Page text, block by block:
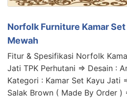
Norfolk Furniture Kamar
Mewah
Fitur & Spesifikasi Norfolk
Jati TPK Perhutani => Desain :
Kategori : Kamar Set Kayu Jati
Salak Brown ( Made By Order )